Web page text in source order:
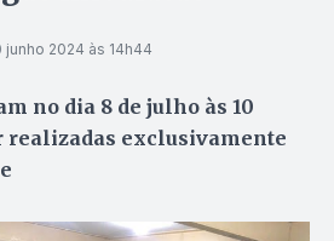
junho 2024 às 14h44
no dia 8 de julho às 10
realizadas exclusivamente